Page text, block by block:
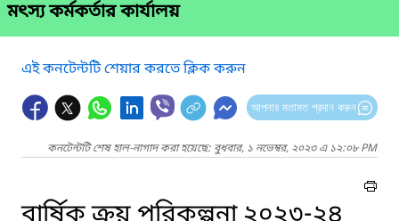
মৎস্য কর্মকর্তার কার্যালয়
এই কনটেন্টটি শেয়ার করতে ক্লিক করুন
আপনার মতামত প্রদান করুন
কনটেন্টটি শেষ হাল-নাগাদ করা হয়েছে: বুধবার, ১ নভেম্বর, ২০২৩ এ ১২:০৮ PM